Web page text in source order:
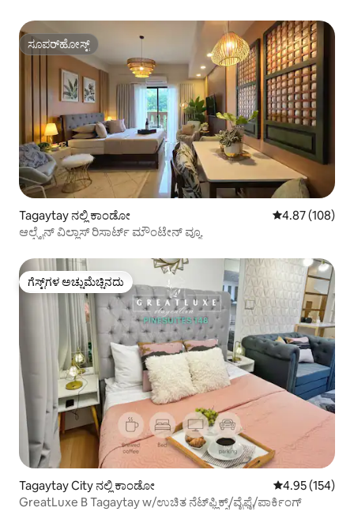
ಸೂಪರ್‌ಹೋಸ್ಟ್
ಸೂಪರ್‌ಹೋಸ್ಟ್
Tagaytay ನಲ್ಲಿ ಕಾಂಡೋ 5 ರಲ್ಲಿ 4.87
4.87 (108)
ಆಲ್ಪೈನ್ ವಿಲ್ಲಾಸ್ ರಿಸಾರ್ಟ್ ಮೌಂಟೇನ್ ವ್ಯೂ
ಗೆಸ್ಟ್‌ಗಳ ಅಚ್ಚುಮೆಚ್ಚಿನದು
ಗೆಸ್ಟ್‌ಗಳ ಅಚ್ಚುಮೆಚ್ಚಿನದು
Tagaytay City ನಲ್ಲಿ ಕಾಂಡೋ 5 ರಲ್ಲಿ 4.95
4.95 (154)
GreatLuxe B Tagaytay w/ಉಚಿತ ನೆಟ್‌ಫ್ಲಿಕ್ಸ್/ವೈಫೈ/ಪಾರ್ಕಿಂಗ್